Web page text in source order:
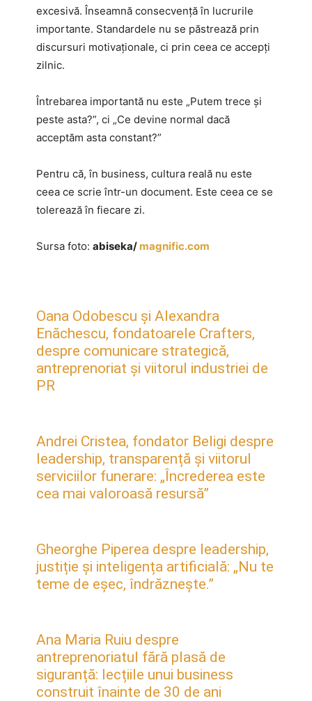
excesivă. Înseamnă consecvență în lucrurile
importante. Standardele nu se păstrează prin
discursuri motivaționale, ci prin ceea ce accepți
zilnic.
Întrebarea importantă nu este „Putem trece și
peste asta?”, ci „Ce devine normal dacă
acceptăm asta constant?”
Pentru că, în business, cultura reală nu este
ceea ce scrie într-un document. Este ceea ce se
tolerează în fiecare zi.
Sursa foto: abiseka/ magnific.com
Oana Odobescu și Alexandra
Enăchescu, fondatoarele Crafters,
despre comunicare strategică,
antreprenoriat și viitorul industriei de
PR
Andrei Cristea, fondator Beligi despre
leadership, transparență și viitorul
serviciilor funerare: „Încrederea este
cea mai valoroasă resursă”
Gheorghe Piperea despre leadership,
justiție și inteligența artificială: „Nu te
teme de eșec, îndrăznește.”
Ana Maria Ruiu despre
antreprenoriatul fără plasă de
siguranță: lecțiile unui business
construit înainte de 30 de ani